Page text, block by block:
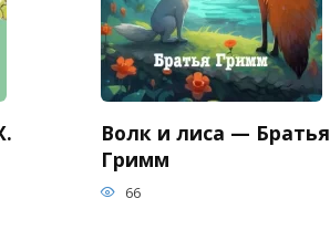
Волк и лиса — Братья
Гримм
66